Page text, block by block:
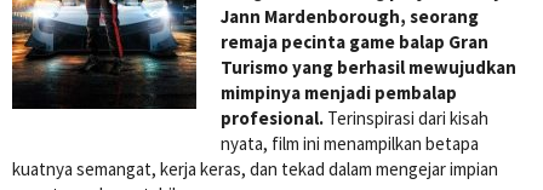
Jann Mardenborough, seorang
remaja pecinta game balap Gran
Turismo yang berhasil mewujudkan
mimpinya menjadi pembalap
profesional. Terinspirasi dari kisah
nyata, film ini menampilkan betapa
kuatnya semangat, kerja keras, dan tekad dalam mengejar impian